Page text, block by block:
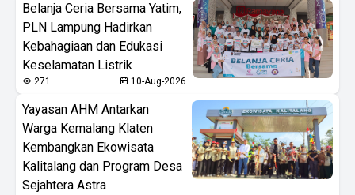
Belanja Ceria Bersama Yatim,
PLN Lampung Hadirkan
Kebahagiaan dan Edukasi
Keselamatan Listrik
271 10-Aug-2026
Yayasan AHM Antarkan
Warga Kemalang Klaten
Kembangkan Ekowisata
Kalitalang dan Program Desa
Sejahtera Astra